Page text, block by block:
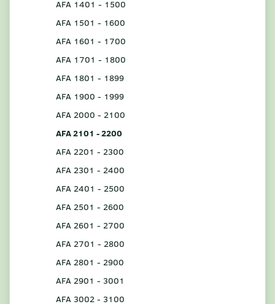
AFA 1401 - 1500
AFA 1501 - 1600
AFA 1601 - 1700
AFA 1701 - 1800
AFA 1801 - 1899
AFA 1900 - 1999
AFA 2000 - 2100
AFA 2101 - 2200
AFA 2201 - 2300
AFA 2301 - 2400
AFA 2401 - 2500
AFA 2501 - 2600
AFA 2601 - 2700
AFA 2701 - 2800
AFA 2801 - 2900
AFA 2901 - 3001
AFA 3002 - 3100